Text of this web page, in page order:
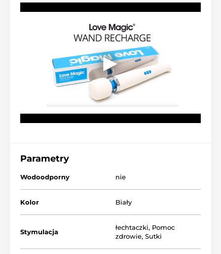
Parametry
Wodoodporny nie
Kolor Biały
Stymulacja
łechtaczki, Pomoc
zdrowie, Sutki